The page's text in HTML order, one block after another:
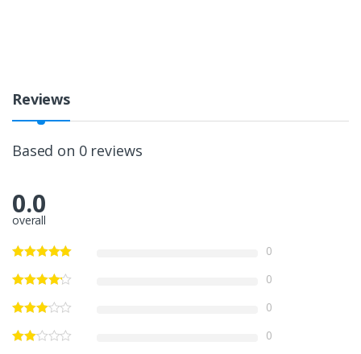
Reviews
Based on 0 reviews
0.0
overall
0
0
0
0